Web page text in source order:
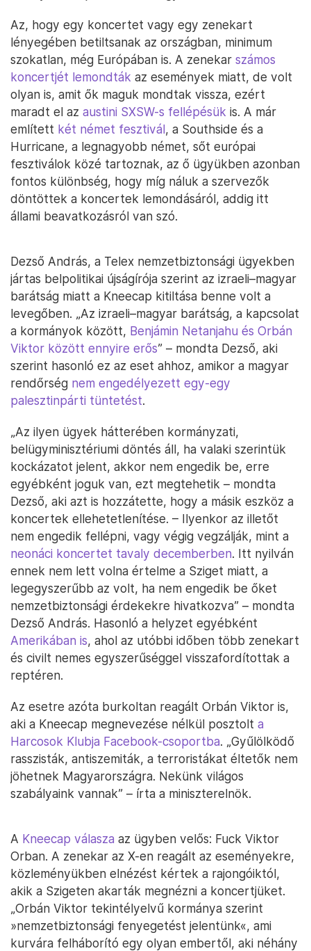
Az, hogy egy koncertet vagy egy zenekart
lényegében betiltsanak az országban, minimum
szokatlan, még Európában is. A zenekar számos
koncertjét lemondták az események miatt, de volt
olyan is, amit ők maguk mondtak vissza, ezért
maradt el az austini SXSW-s fellépésük is. A már
említett két német fesztivál, a Southside és a
Hurricane, a legnagyobb német, sőt európai
fesztiválok közé tartoznak, az ő ügyükben azonban
fontos különbség, hogy míg náluk a szervezők
döntöttek a koncertek lemondásáról, addig itt
állami beavatkozásról van szó.
Dezső András, a Telex nemzetbiztonsági ügyekben
jártas belpolitikai újságírója szerint az izraeli–magyar
barátság miatt a Kneecap kitiltása benne volt a
levegőben. „Az izraeli–magyar barátság, a kapcsolat
a kormányok között, Benjámin Netanjahu és Orbán
Viktor között ennyire erős” – mondta Dezső, aki
szerint hasonló ez az eset ahhoz, amikor a magyar
rendőrség nem engedélyezett egy-egy
palesztinpárti tüntetést.
„Az ilyen ügyek hátterében kormányzati,
belügyminisztériumi döntés áll, ha valaki szerintük
kockázatot jelent, akkor nem engedik be, erre
egyébként joguk van, ezt megtehetik – mondta
Dezső, aki azt is hozzátette, hogy a másik eszköz a
koncertek ellehetetlenítése. – Ilyenkor az illetőt
nem engedik fellépni, vagy végig vegzálják, mint a
neonáci koncertet tavaly decemberben. Itt nyilván
ennek nem lett volna értelme a Sziget miatt, a
legegyszerűbb az volt, ha nem engedik be őket
nemzetbiztonsági érdekekre hivatkozva” – mondta
Dezső András. Hasonló a helyzet egyébként
Amerikában is, ahol az utóbbi időben több zenekart
és civilt nemes egyszerűséggel visszafordítottak a
reptéren.
Az esetre azóta burkoltan reagált Orbán Viktor is,
aki a Kneecap megnevezése nélkül posztolt a
Harcosok Klubja Facebook-csoportba. „Gyűlölködő
rasszisták, antiszemiták, a terroristákat éltetők nem
jöhetnek Magyarországra. Nekünk világos
szabályaink vannak” – írta a miniszterelnök.
A Kneecap válasza az ügyben velős: Fuck Viktor
Orban. A zenekar az X-en reagált az eseményekre,
közleményükben elnézést kértek a rajongóiktól,
akik a Szigeten akarták megnézni a koncertjüket.
„Orbán Viktor tekintélyelvű kormánya szerint
»nemzetbiztonsági fenyegetést jelentünk«, ami
kurvára felháborító egy olyan embertől, aki néhány